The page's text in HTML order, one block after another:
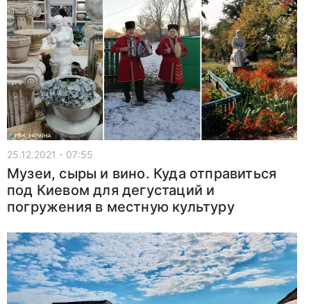
25.12.2021 - 07:55
Музеи, сыры и вино. Куда отправиться
под Киевом для дегустаций и
погружения в местную культуру